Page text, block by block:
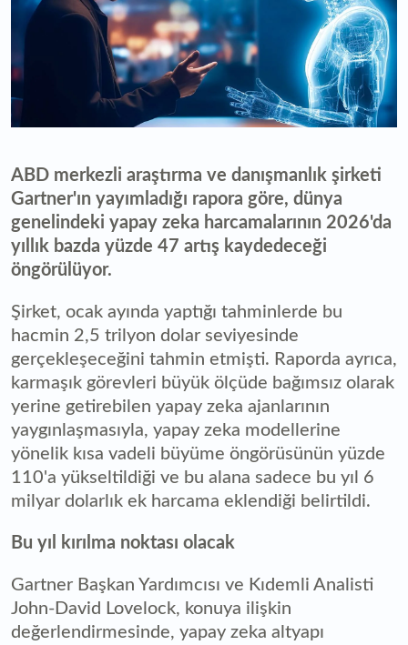
ABD merkezli araştırma ve danışmanlık şirketi
Gartner'ın yayımladığı rapora göre, dünya
genelindeki yapay zeka harcamalarının 2026'da
yıllık bazda yüzde 47 artış kaydedeceği
öngörülüyor.
Şirket, ocak ayında yaptığı tahminlerde bu
hacmin 2,5 trilyon dolar seviyesinde
gerçekleşeceğini tahmin etmişti. Raporda ayrıca,
karmaşık görevleri büyük ölçüde bağımsız olarak
yerine getirebilen yapay zeka ajanlarının
yaygınlaşmasıyla, yapay zeka modellerine
yönelik kısa vadeli büyüme öngörüsünün yüzde
110'a yükseltildiği ve bu alana sadece bu yıl 6
milyar dolarlık ek harcama eklendiği belirtildi.
Bu yıl kırılma noktası olacak
Gartner Başkan Yardımcısı ve Kıdemli Analisti
John-David Lovelock, konuya ilişkin
değerlendirmesinde, yapay zeka altyapı